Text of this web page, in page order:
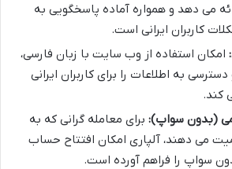
می دهد و همواره آماده پاسخگویی به
کاربران ایرانی است.
امکان استفاده از وب سایت با زبان فارسی،
به اطلاعات را برای کاربران ایرانی
کند.
(بدون سواپ): برای معامله گرانی که به
می دهند، آلپاری امکان افتتاح حساب
سواپ را فراهم آورده است.